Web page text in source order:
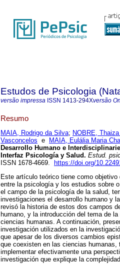
Estudos de Psicologia
versão impressa ISSN 1413-294Xversão
Resumo
MAIA, Rodrigo da Silva; NOBRE,
Vasconcelos e MAIA, Eulália Maria
Desarrollo Humano e
Interfaz Psicología y Salud. Estud.
ISSN 1678-4669.
https://doi.org/
Este artículo teórico tiene como
entre la psicología y los estudios sobre
el campo de la psicología de la salud,
investigaciones el desarrollo humano y
revisó la historia de estos dos campos
humano, y la introducción del tema de
ciencias humanas. A continuación,
investigación utilizados en la
que apesar de los diversos cambios
que coexisten en las ciencias
implementar efectivamente una
investigación que explique la